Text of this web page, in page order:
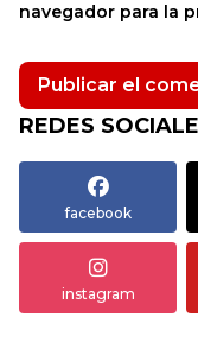
navegador para la
REDES
facebook
instagram